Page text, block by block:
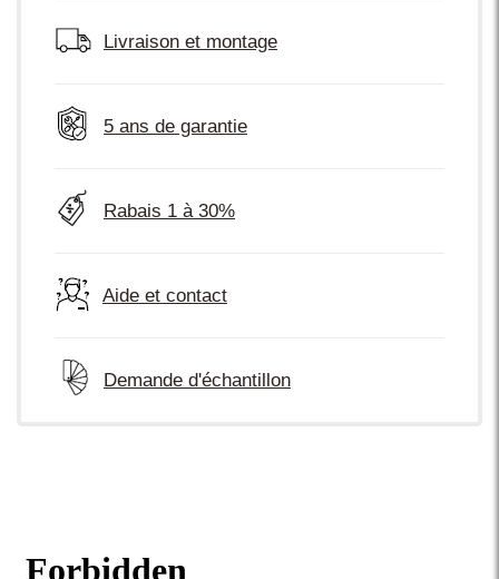
Livraison et montage
5 ans de garantie
Rabais 1 à 30%
Aide et contact
Demande d'échantillon